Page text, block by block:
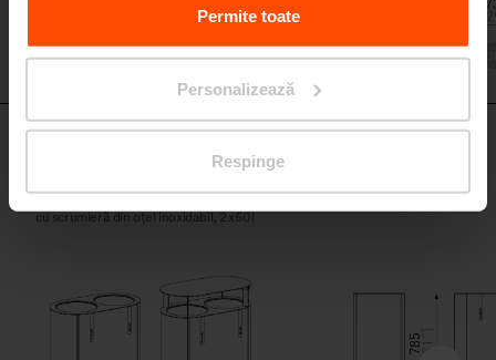
Permite toate
Personalizează
Respinge
QB110-2
Coș de gunoi dublu/cu capac
cu scrumieră din oțel inoxidabil, 2x50l